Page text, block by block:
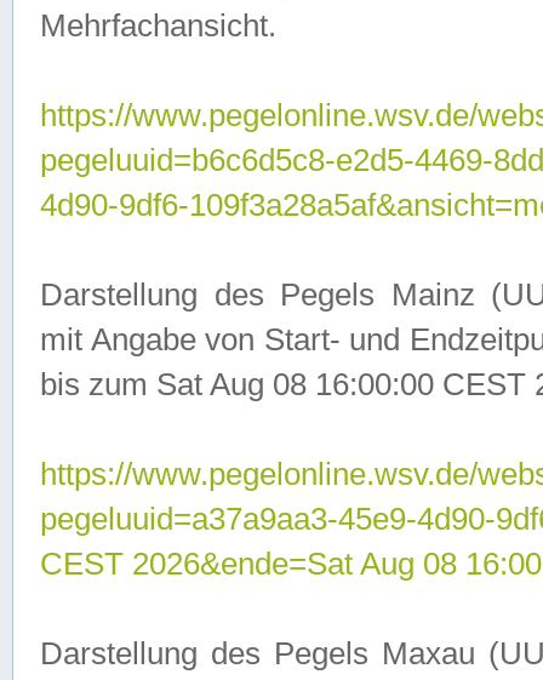
Mehrfachansicht.
https://www.pegelonline.wsv.de/
pegeluuid=b6c6d5c8-e2d5-4469-
4d90-9df6-
Darstellung des Pegels Mainz
mit Angabe von Start- und
bis zum Sat Aug 08 16:00:00 CEST
https://www.pegelonline.wsv.de/
pegeluuid=a37a9aa3-45e9-4d90-
CEST 2026&ende=Sat Aug 08
Darstellung des Pegels Maxau